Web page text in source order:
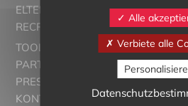
ELTERN ALSACE - EUROSTAGES
RECRUTORRS
TOOLBOX
PARTNER
PRESSESCHAU
KONTAKT
Alle
Verbiete alle